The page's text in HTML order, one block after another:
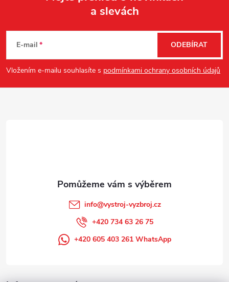
p
a
a slevách
E-mail
Vložením e-mailu souhlasíte s podmínkami ochrany osobních údajů
ODEBÍRAT
info@vystroj-vyzbroj.cz
+420 734 63 26 75
+420 605 403 261 WhatsApp